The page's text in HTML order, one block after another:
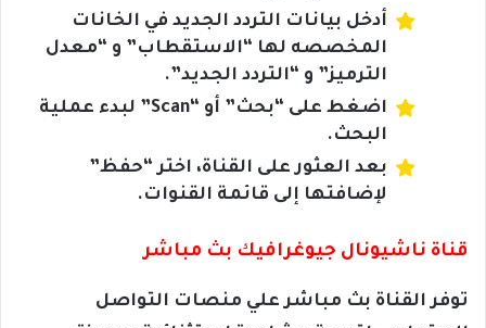
أدخل بيانات التردد الجديد في الخانات
المخصصه لها “الاستقطاب” و “معدل
الترميز” و “التردد الجديد”.
اضغط على “بحث” أو “Scan” لبدء عملية
البحث.
بعد العثور على القناة، اختر “حفظ”
لإضافتها إلى قائمة القنوات.
قناة ناشيونال جيوغرافيك بث مباشر
توفر القناة بث مباشر علي منصات التواصل